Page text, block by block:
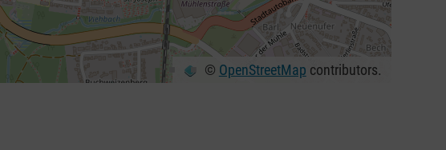
© OpenStreetMap contributors.